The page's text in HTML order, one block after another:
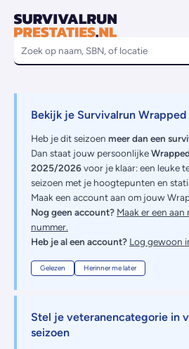
Bekijk je Survivalrun
Heb je dit seizoen meer dan een
Dan staat jouw persoonlijke
2025/2026voor je klaar: een leuke
seizoen met je hoogtepunten en
Maak een account aan om jouw
Nog geen account? Maak er een aan
nummer.
Heb je al een account? Log gewoon
Gelezen Herinner me later
Stel je veteranencategorie in
seizoen